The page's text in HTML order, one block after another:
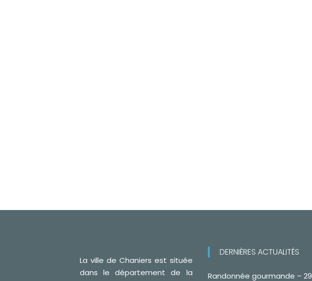
La ville de Chaniers est située
dans le département de la
DERNIÈRES ACTUALITÉS
Randonnée gourmande – 29